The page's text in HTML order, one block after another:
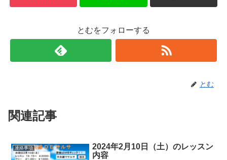
とむをフォローする
とむ
関連記事
連絡事項
2024年2月10日（土）のレッスン
内容